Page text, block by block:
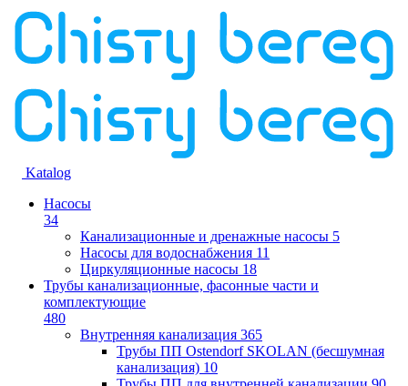
Katalog
Насосы
34
Канализационные и дренажные насосы 5
Насосы для водоснабжения 11
Циркуляционные насосы 18
Трубы канализационные, фасонные части и
комплектующие
480
Внутренняя канализация 365
Трубы ПП Ostendorf SKOLAN (бесшумная
канализация) 10